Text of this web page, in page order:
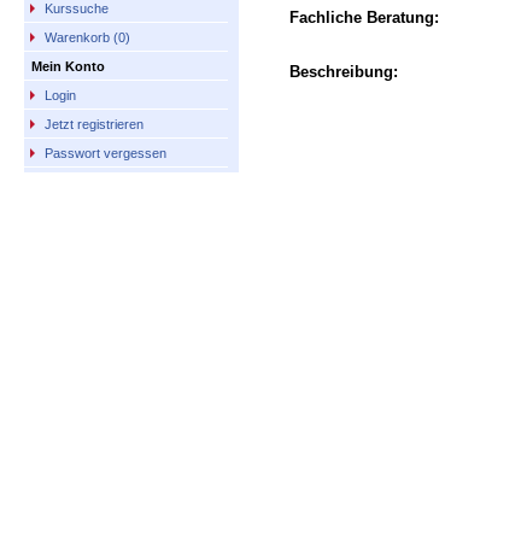
Kurssuche
Warenkorb (0)
Mein Konto
Login
Jetzt registrieren
Passwort vergessen
Fachliche Beratung:
Beschreibung: